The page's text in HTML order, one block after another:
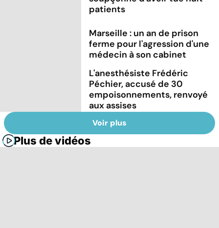
patients
Marseille : un an de prison
ferme pour l'agression d'une
médecin à son cabinet
L'anesthésiste Frédéric
Péchier, accusé de 30
empoisonnements, renvoyé
aux assises
Voir plus
Plus de vidéos